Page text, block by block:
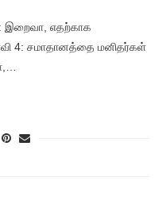
இறைவா, எதற்காக
4: சமாதானத்தை மனிதர்கள்